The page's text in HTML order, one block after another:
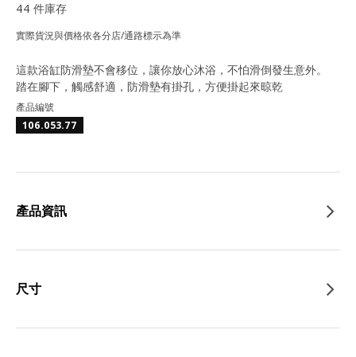
44 件庫存
實際貨況與價格依各分店/通路標示為準
這款浴缸防滑墊不會移位，讓你放心沐浴，不怕滑倒發生意外。
踏在腳下，觸感舒適，防滑墊有掛孔，方便掛起來晾乾
產品編號
106.053.77
產品資訊
尺寸